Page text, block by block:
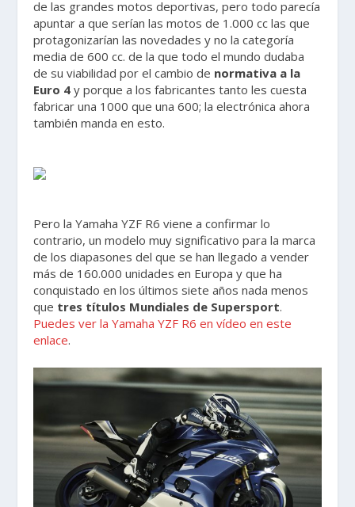
de las grandes motos deportivas, pero todo parecía
apuntar a que serían las motos de 1.000 cc las que
protagonizarían las novedades y no la categoría
media de 600 cc. de la que todo el mundo dudaba
de su viabilidad por el cambio de normativa a la
Euro 4 y porque a los fabricantes tanto les cuesta
fabricar una 1000 que una 600; la electrónica ahora
también manda en esto.
Pero la Yamaha YZF R6 viene a confirmar lo
contrario, un modelo muy significativo para la marca
de los diapasones del que se han llegado a vender
más de 160.000 unidades en Europa y que ha
conquistado en los últimos siete años nada menos
que tres títulos Mundiales de Supersport.
Puedes ver la Yamaha YZF R6 en vídeo en este
enlace.